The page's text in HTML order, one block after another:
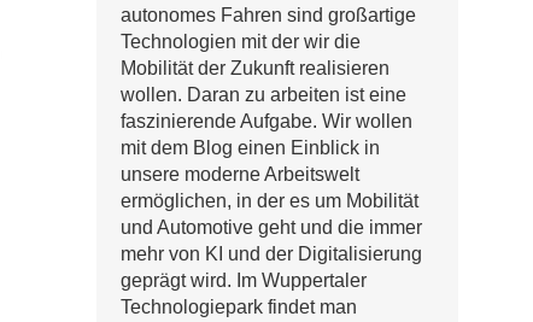
autonomes Fahren sind großartige
Technologien mit der wir die
Mobilität der Zukunft realisieren
wollen. Daran zu arbeiten ist eine
faszinierende Aufgabe. Wir wollen
mit dem Blog einen Einblick in
unsere moderne Arbeitswelt
ermöglichen, in der es um Mobilität
und Automotive geht und die immer
mehr von KI und der Digitalisierung
geprägt wird. Im Wuppertaler
Technologiepark findet man